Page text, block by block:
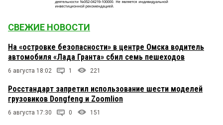
СВЕЖИЕ НОВОСТИ
На «островке безопасности» в центре Омска водитель
автомобиля «Лада Гранта» сбил семь пешеходов
6 августа 18:02 1 221
Росстандарт запретил использование шести моделей
грузовиков Dongfeng и Zoomlion
6 августа 17:30 0 151